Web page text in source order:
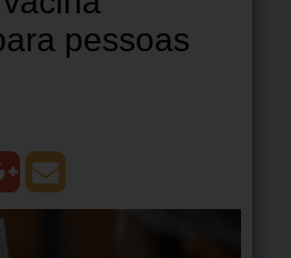
pessoas